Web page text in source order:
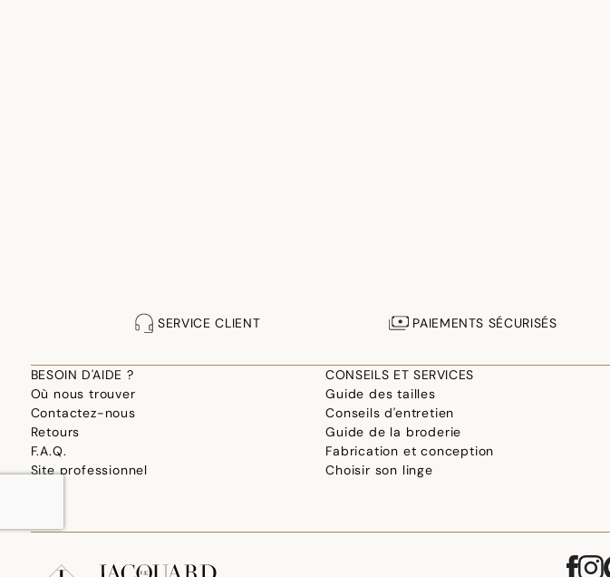
SERVICE CLIENT PAIEMENTS SÉCURISÉS
BESOIN D'AIDE ?
Où nous trouver
Contactez-nous
Retours
F.A.Q.
Site professionnel
CONSEILS ET SERVICES
Guide des tailles
Conseils d'entretien
Guide de la broderie
Fabrication et conception
Choisir son linge